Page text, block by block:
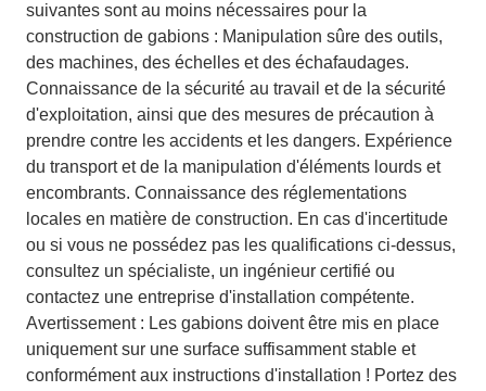
suivantes sont au moins nécessaires pour la
construction de gabions : Manipulation sûre des outils,
des machines, des échelles et des échafaudages.
Connaissance de la sécurité au travail et de la sécurité
d'exploitation, ainsi que des mesures de précaution à
prendre contre les accidents et les dangers. Expérience
du transport et de la manipulation d'éléments lourds et
encombrants. Connaissance des réglementations
locales en matière de construction. En cas d'incertitude
ou si vous ne possédez pas les qualifications ci-dessus,
consultez un spécialiste, un ingénieur certifié ou
contactez une entreprise d'installation compétente.
Avertissement : Les gabions doivent être mis en place
uniquement sur une surface suffisamment stable et
conformément aux instructions d'installation ! Portez des